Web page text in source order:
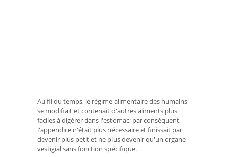
Au fil du temps, le régime alimentaire des humains
se modifiait et contenait d'autres aliments plus
faciles à digérer dans l'estomac; par conséquent,
l'appendice n'était plus nécessaire et finissait par
devenir plus petit et ne plus devenir qu'un organe
vestigial sans fonction spécifique.